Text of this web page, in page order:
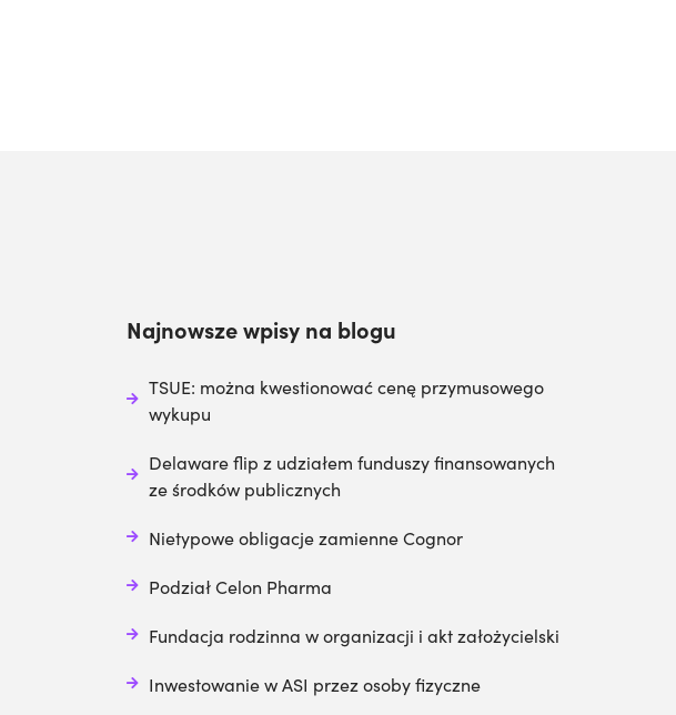
Najnowsze wpisy na blogu
TSUE: można kwestionować cenę przymusowego
wykupu
Delaware flip z udziałem funduszy finansowanych
ze środków publicznych
Nietypowe obligacje zamienne Cognor
Podział Celon Pharma
Fundacja rodzinna w organizacji i akt założycielski
Inwestowanie w ASI przez osoby fizyczne